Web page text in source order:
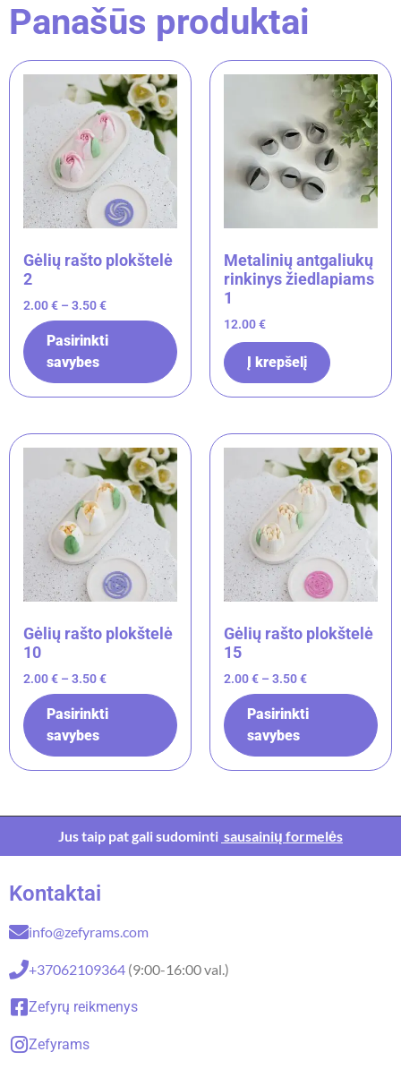
Panašūs produktai
Gėlių rašto plokštelė
2
2.00€ – 3.50€
Pasirinkti
savybes
Metalinių antgaliukų
rinkinys žiedlapiams
1
12.00€
Į krepšelį
Gėlių rašto plokštelė
10
2.00€ – 3.50€
Pasirinkti
savybes
Gėlių rašto plokštelė
15
2.00€ – 3.50€
Pasirinkti
savybes
Jus taip pat gali sudominti sausainių formelės
Kontaktai
info@zefyrams.com
+37062109364 (9:00-16:00 val.)
Zefyrų reikmenys
Zefyrams